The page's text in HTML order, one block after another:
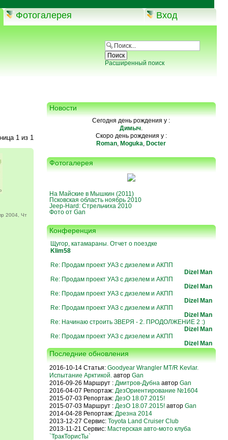
Фотогалерея Вход
Расширенный поиск
1из 1
2004, Чт
Новости
Сегодня день рождения у :
Димыч.
Скоро день рождения у :
Roman, Moguka, Docter
Фотогалерея
На Майские в Мышкин (2011)
Псковская область ноябрь 2010
Jeep-Hard: Стрельчиха 2010
Фото от Gan
Конференция
Щугор, катамараны. Отчет о поездке
Klim58
Re: Продам проект УАЗ с дизелем и АКПП
Dizel Man
Re: Продам проект УАЗ с дизелем и АКПП
Dizel Man
Re: Продам проект УАЗ с дизелем и АКПП
Dizel Man
Re: Продам проект УАЗ с дизелем и АКПП
Dizel Man
Re: Начинаю строить ЗВЕРЯ - 2. ПРОДОЛЖЕНИЕ 2 :)
Dizel Man
Re: Продам проект УАЗ с дизелем и АКПП
Dizel Man
Последние обновления
2016-10-14 Статья: Goodyear Wrangler MT/R Kevlar.
Испытание Арктикой.автор Gan
2016-09-26 Маршрут : Дмитров-Дубнаавтор Gan
2016-04-07 Репортаж: ДезОриентирование №1604
2015-07-03 Репортаж: ДезО 18.07.2015!
2015-07-03 Маршрут : ДезО 18.07.2015! автор Gan
2014-04-28 Репортаж: Дрезна 2014
2013-12-27 Сервис: Toyota Land Cruiser Club
2013-11-21 Сервис: Мастерская авто-мото клуба
`ТракТорисТы`